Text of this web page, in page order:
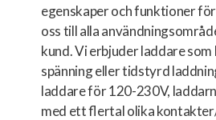
egenskaper och funktioner
oss till alla
kund. Vi erbjuder laddare som
spänning eller tidstyrd
laddare för 120-230V,
med ett flertal olika